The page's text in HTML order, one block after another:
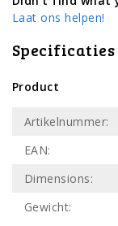
Laat ons helpen!
Specificaties
Product
Artikelnummer:
EAN:
Dimensions:
Gewicht: